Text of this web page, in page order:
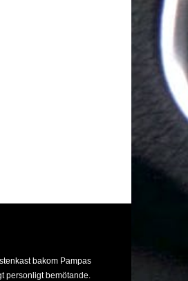
bakom Pampas
personligt bemötande.